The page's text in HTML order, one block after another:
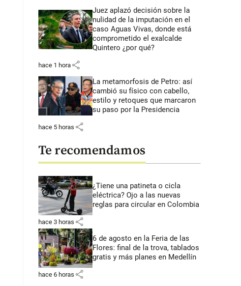
Juez aplazó decisión sobre la
nulidad de la imputación en el
caso Aguas Vivas, donde está
comprometido el exalcalde
Quintero ¿por qué?
hace 1 hora share
La metamorfosis de Petro: así
cambió su físico con cabello,
estilo y retoques que marcaron
su paso por la Presidencia
hace 5 horas share
Te recomendamos
¿Tiene una patineta o cicla
eléctrica? Ojo a las nuevas
reglas para circular en Colombia
hace 3 horas share
6 de agosto en la Feria de las
Flores: final de la trova, tablados
gratis y más planes en Medellín
hace 6 horas share